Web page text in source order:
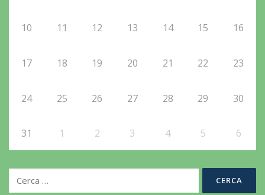
10 11 12 13 14 15 16
17 18 19 20 21 22 23
24 25 26 27 28 29 30
31 1 2 3 4 5 6